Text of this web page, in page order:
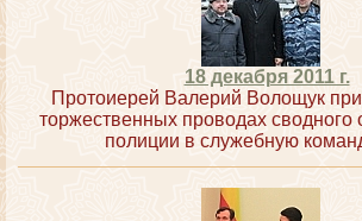
18 декабря 2011 г.
Протоиерей Валерий Волощук
торжественных проводах сводного
полиции в служебную